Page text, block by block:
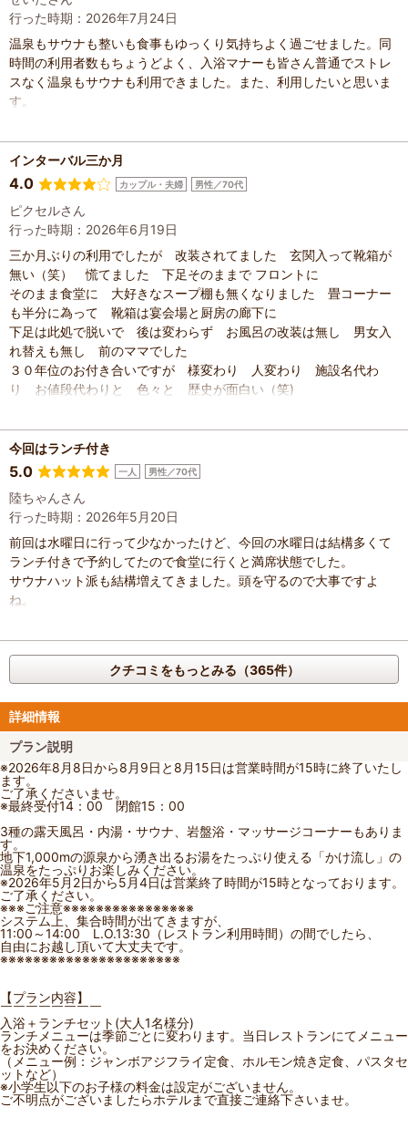
行った時期：2026年7月24日
温泉もサウナも整いも食事もゆっくり気持ちよく過ごせました。同
時間の利用者数もちょうどよく、入浴マナーも皆さん普通でストレ
スなく温泉もサウナも利用できました。また、利用したいと思いま
す。
インターバル三か月
4.0 カップル・夫婦 男性／70代
ピクセルさん
行った時期：2026年6月19日
三か月ぶりの利用でしたが 改装されてました 玄関入って靴箱が
無い（笑） 慌てました 下足そのままで フロントに
そのまま食堂に 大好きなスープ棚も無くなりました 畳コーナー
も半分に為って 靴箱は宴会場と厨房の廊下に
下足は此処で脱いで 後は変わらず お風呂の改装は無し 男女入
れ替えも無し 前のママでした
３０年位のお付き合いですが 様変わり 人変わり 施設名代わ
り お値段代わりと 色々と 歴史が面白い（笑)
今回はランチ付き
5.0 一人 男性／70代
陸ちゃんさん
行った時期：2026年5月20日
前回は水曜日に行って少なかったけど、今回の水曜日は結構多くて
ランチ付きで予約してたので食堂に行くと満席状態でした。
サウナハット派も結構増えてきました。頭を守るので大事ですよ
ね。
クチコミをもっとみる（365件）
詳細情報
プラン説明
※2026年8月8日から8月9日と8月15日は営業時間が15時に終了いたし
ます。
ご了承くださいませ。
※最終受付14：00 閉館15：00
3種の露天風呂・内湯・サウナ、岩盤浴・マッサージコーナーもありま
す。
地下1,000mの源泉から湧き出るお湯をたっぷり使える「かけ流し」の
温泉をたっぷりお楽しみください。
※2026年5月2日から5月4日は営業終了時間が15時となっております。
ご了承ください。
※※※ご注意※※※※※※※※※※※※※※※※
システム上、集合時間が出てきますが、
11:00～14:00 L.O.13:30（レストラン利用時間）の間でしたら、
自由にお越し頂いて大丈夫です。
※※※※※※※※※※※※※※※※※※※※※※
【プラン内容】
￣￣￣￣￣￣￣￣
入浴＋ランチセット(大人1名様分)
ランチメニューは季節ごとに変わります。当日レストランにてメニュー
をお決めください。
（メニュー例：ジャンボアジフライ定食、ホルモン焼き定食、パスタセ
ットなど）
※小学生以下のお子様の料金は設定がございません。
ご不明点がございましたらホテルまで直接ご連絡下さいませ。